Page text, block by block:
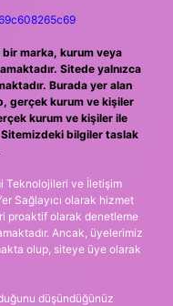
marka, kurum veya
Sitede yalnızca
Burada yer alan
gerçek kurum ve kişiler
kurum ve kişiler ile
bilgiler taslak
Teknolojileri ve İletişim
Sağlayıcı olarak hizmet
proaktif olarak denetleme
Ancak, üyelerimiz
olup, siteye üye olarak
düşündüğünüz